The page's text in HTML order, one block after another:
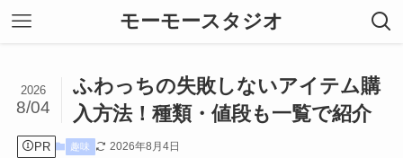
モーモースタジオ
ふわっちの失敗しないアイテム購
入方法！種類・値段も一覧で紹介
2026
8/04
PR 趣味 2026年8月4日